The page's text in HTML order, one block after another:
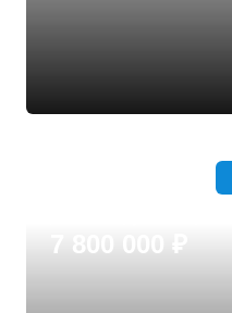
7 800 000 ₽